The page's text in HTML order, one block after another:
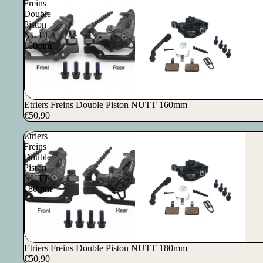
Freins
Double
Piston
NUTT
160mm
Etriers Freins Double Piston NUTT 160mm
€50,90
Etriers
Freins
Double
Piston
NUTT
180mm
Etriers Freins Double Piston NUTT 180mm
€50,90